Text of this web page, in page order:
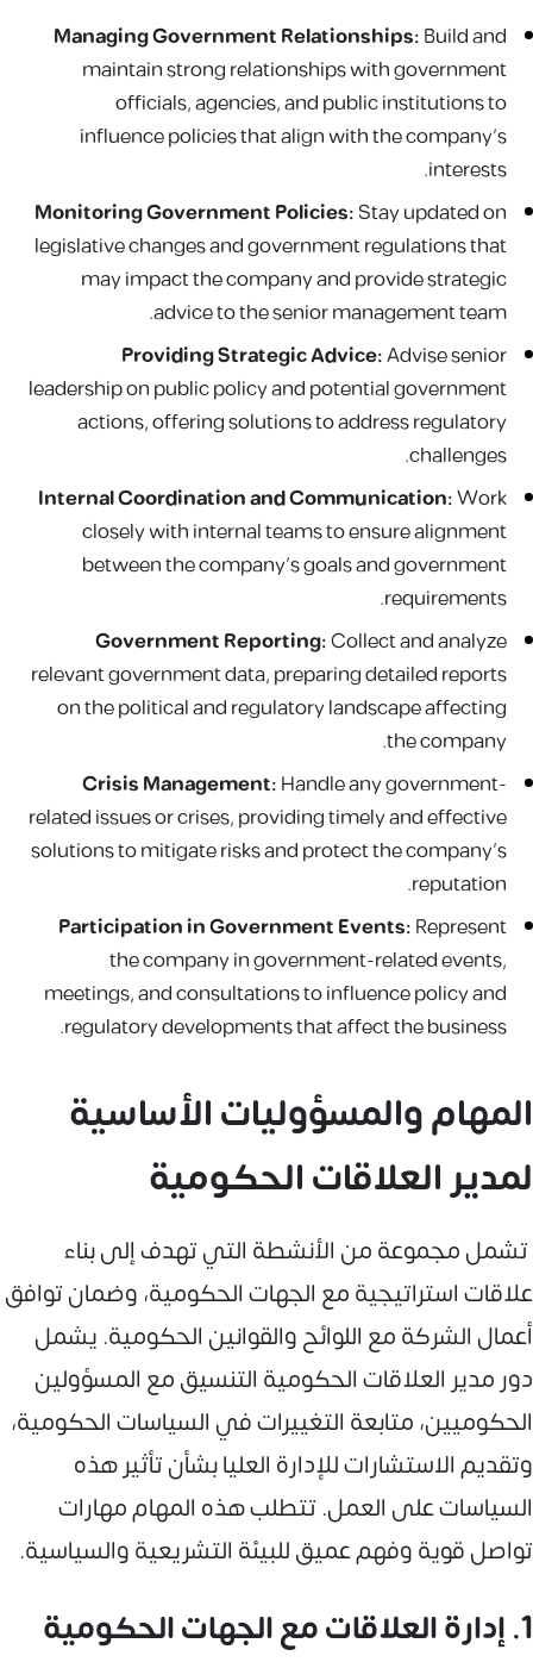
Managing Government Relationships:Build and
maintain strong relationships with government
officials, agencies, and public institutions to
influence policies that align with the company's
interests.
Monitoring Government Policies:Stay updated on
legislative changes and government regulations that
may impact the company and provide strategic
advice to the senior management team.
Providing Strategic Advice:Advise senior
leadership on public policy and potential government
actions, offering solutions to address regulatory
challenges.
Internal Coordination and Communication:Work
closely with internal teams to ensure alignment
between the company’s goals and government
requirements.
Government Reporting:Collect and analyze
relevant government data, preparing detailed reports
on the political and regulatory landscape affecting
the company.
Crisis Management:Handle any government-
related issues or crises, providing timely and effective
solutions to mitigate risks and protect the company’s
reputation.
Participation in Government Events:Represent
the company in government-related events,
meetings, and consultations to influence policy and
regulatory developments that affect the business.
المهام والمسؤوليات الأساسية
لمدير العلاقات الحكومية
تشمل مجموعة من الأنشطة التي تهدف إلى بناء
علاقات استراتيجية مع الجهات الحكومية، وضمان توافق
أعمال الشركة مع اللوائح والقوانين الحكومية. يشمل
دور مدير العلاقات الحكومية التنسيق مع المسؤولين
الحكوميين، متابعة التغييرات في السياسات الحكومية،
وتقديم الاستشارات للإدارة العليا بشأن تأثير هذه
السياسات على العمل. تتطلب هذه المهام مهارات
تواصل قوية وفهم عميق للبيئة التشريعية والسياسية.
1. إدارة العلاقات مع الجهات الحكومية